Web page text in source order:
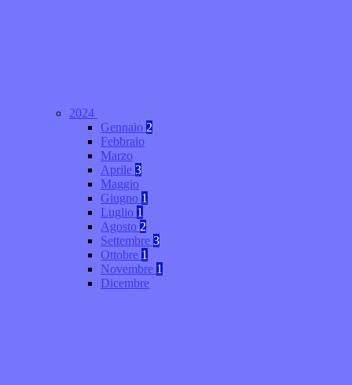
2024
Gennaio 2
Febbraio
Marzo
Aprile 3
Maggio
Giugno 1
Luglio 1
Agosto 2
Settembre 3
Ottobre 1
Novembre 1
Dicembre